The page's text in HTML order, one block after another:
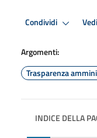
Condividi
Argomenti:
Trasparenza
INDICE DELLA